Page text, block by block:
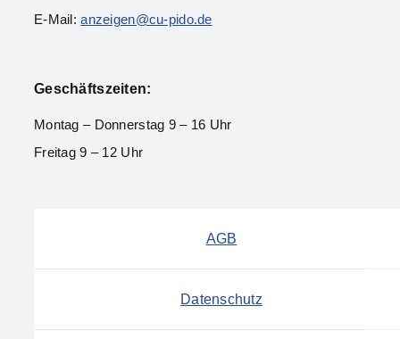
E-Mail:anzeigen@cu-pido.de
Geschäftszeiten:
Montag – Donnerstag 9 – 16 Uhr
Freitag 9 – 12 Uhr
AGB
Datenschutz